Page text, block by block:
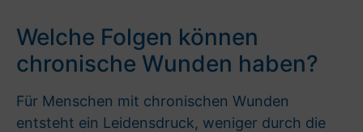
Welche Folgen können
chronische Wunden haben?
Für Menschen mit chronischen Wunden
entsteht ein Leidensdruck, weniger durch die